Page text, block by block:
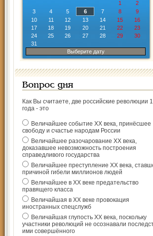
1
2
3
4 5 6 7 8
9
10
11 12 13 14 15
16
17
18 19 20 21 22
23
24
25 26 27 28 29
30
31
Выберите дату
Вопрос дня
Как Вы считаете, две российские революции
года - это
Величайшее событие ХХ века, принёсшее
свободу и счастье народам России
Величайшее разочарование ХХ века,
доказавшее невозможность построения
справедливого государства
Величайшее преступление ХХ века,
причиной гибели миллионов людей
Величайшее в ХХ веке предательство
правящего класса
Величайшая в ХХ веке провокация
иностранных спецслужб
Величайшая глупость ХХ века, поскольку
участники революций не осознавали
ими совершённого